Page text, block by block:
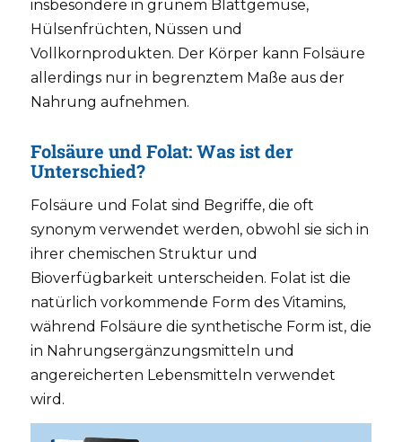
insbesondere in grünem Blattgemüse,
Hülsenfrüchten, Nüssen und
Vollkornprodukten. Der Körper kann Folsäure
allerdings nur in begrenztem Maße aus der
Nahrung aufnehmen.
Folsäure und Folat: Was ist der
Unterschied?
Folsäure und Folat sind Begriffe, die oft
synonym verwendet werden, obwohl sie sich in
ihrer chemischen Struktur und
Bioverfügbarkeit unterscheiden. Folat ist die
natürlich vorkommende Form des Vitamins,
während Folsäure die synthetische Form ist, die
in Nahrungsergänzungsmitteln und
angereicherten Lebensmitteln verwendet
wird.